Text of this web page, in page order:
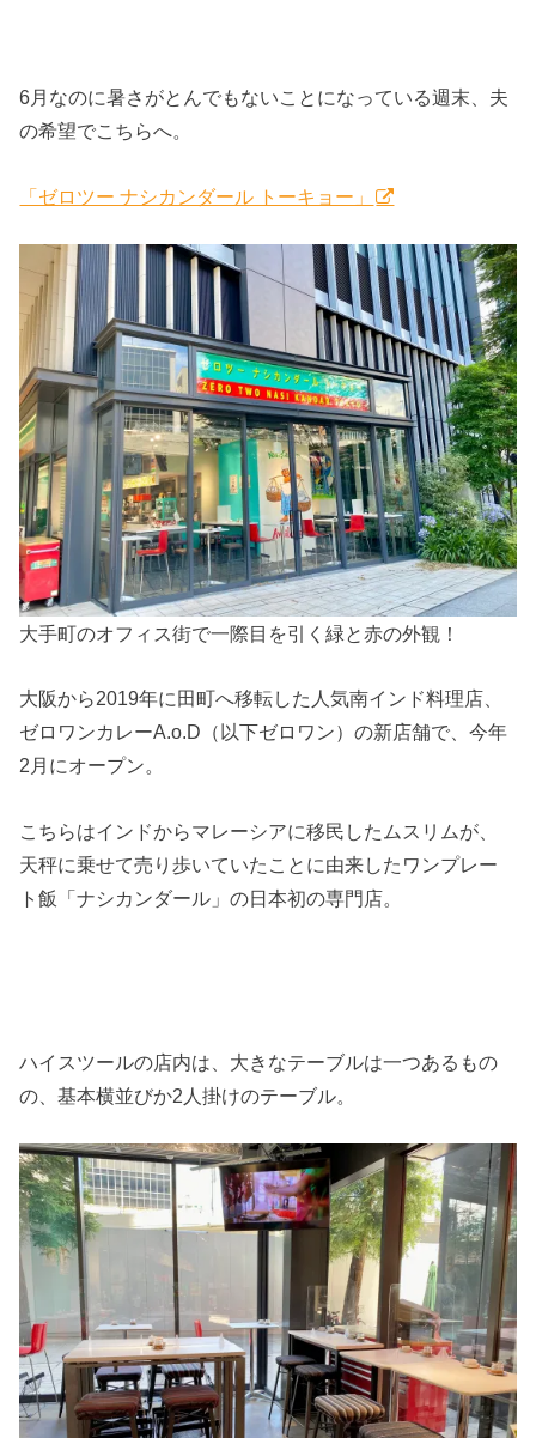
6月なのに暑さがとんでもないことになっている週末、夫
の希望でこちらへ。
「ゼロツー ナシカンダール トーキョー」
大手町のオフィス街で一際目を引く緑と赤の外観！
大阪から2019年に田町へ移転した人気南インド料理店、
ゼロワンカレーA.o.D（以下ゼロワン）の新店舗で、今年
2月にオープン。
こちらはインドからマレーシアに移民したムスリムが、
天秤に乗せて売り歩いていたことに由来したワンプレー
ト飯「ナシカンダール」の日本初の専門店。
ハイスツールの店内は、大きなテーブルは一つあるもの
の、基本横並びか2人掛けのテーブル。